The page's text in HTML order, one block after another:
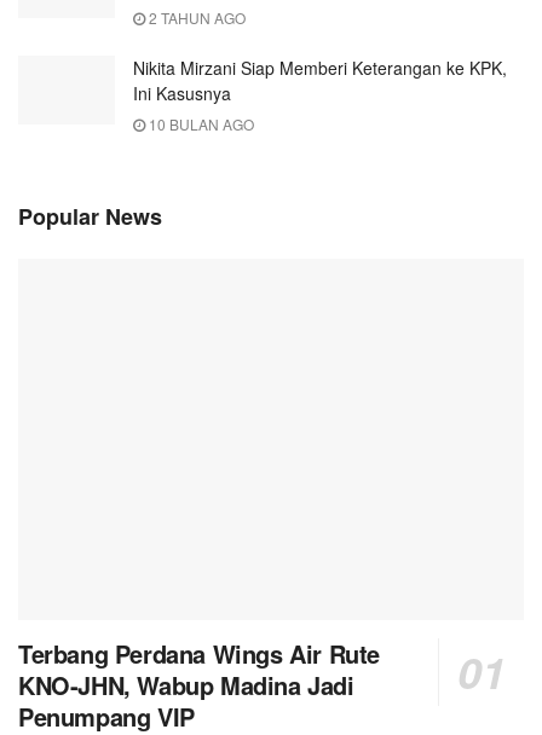
2 TAHUN AGO
Nikita Mirzani Siap Memberi Keterangan ke KPK,
Ini Kasusnya
10 BULAN AGO
Popular News
Terbang Perdana Wings Air Rute
KNO-JHN, Wabup Madina Jadi
Penumpang VIP